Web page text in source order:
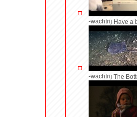
-wachtrij Have a
-wachtrij The